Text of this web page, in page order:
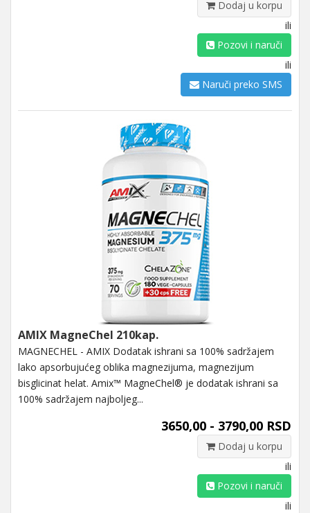
Dodaj u korpu
ili
Pozovi i naruči
ili
Naruči preko SMS
AMIX MagneChel 210kap.
MAGNECHEL - AMIX Dodatak ishrani sa 100% sadržajem
lako apsorbujućeg oblika magnezijuma, magnezijum
bisglicinat helat. Amix™ MagneChel® je dodatak ishrani sa
100% sadržajem najboljeg...
3650,00 - 3790,00 RSD
Dodaj u korpu
ili
Pozovi i naruči
ili